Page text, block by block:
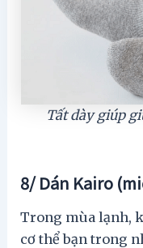
Tất dày giúp
8/ Dán Kairo
Trong mùa lạnh,
cơ thể bạn trong